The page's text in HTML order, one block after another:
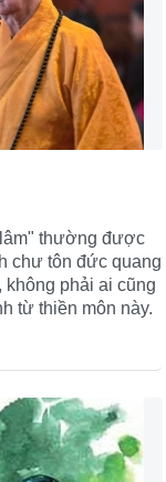
thường được
chư tôn đức quang
không phải ai cũng
từ thiền môn này.